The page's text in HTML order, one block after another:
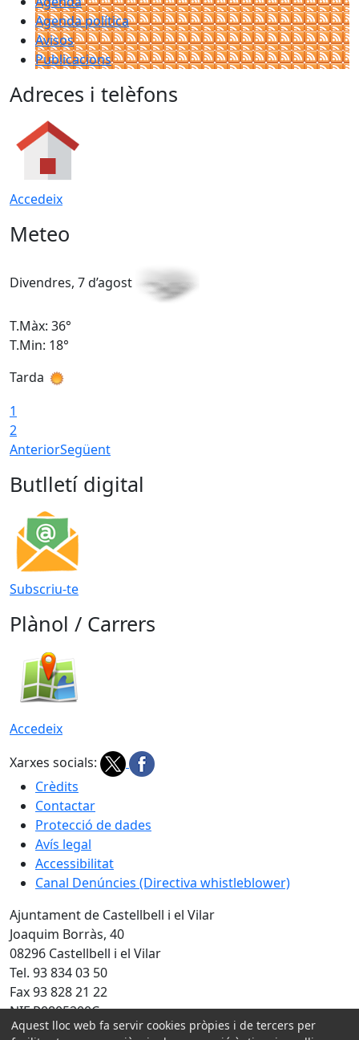
Agenda política
Avisos
Publicacions
Adreces i telèfons
Accedeix
Meteo
Divendres, 7 d’agost
T.Màx: 36°
T.Min: 18°
Tarda
1
2
AnteriorSegüent
Butlletí digital
Subscriu-te
Plànol / Carrers
Accedeix
Xarxes socials:
Crèdits
Contactar
Protecció de dades
Avís legal
Accessibilitat
Canal Denúncies (Directiva whistleblower)
Ajuntament de Castellbell i el Vilar
Joaquim Borràs, 40
08296 Castellbell i el Vilar
Tel. 93 834 03 50
Fax 93 828 21 22
NIF P0805200C
Aquest lloc web fa servir cookies pròpies i de tercers per